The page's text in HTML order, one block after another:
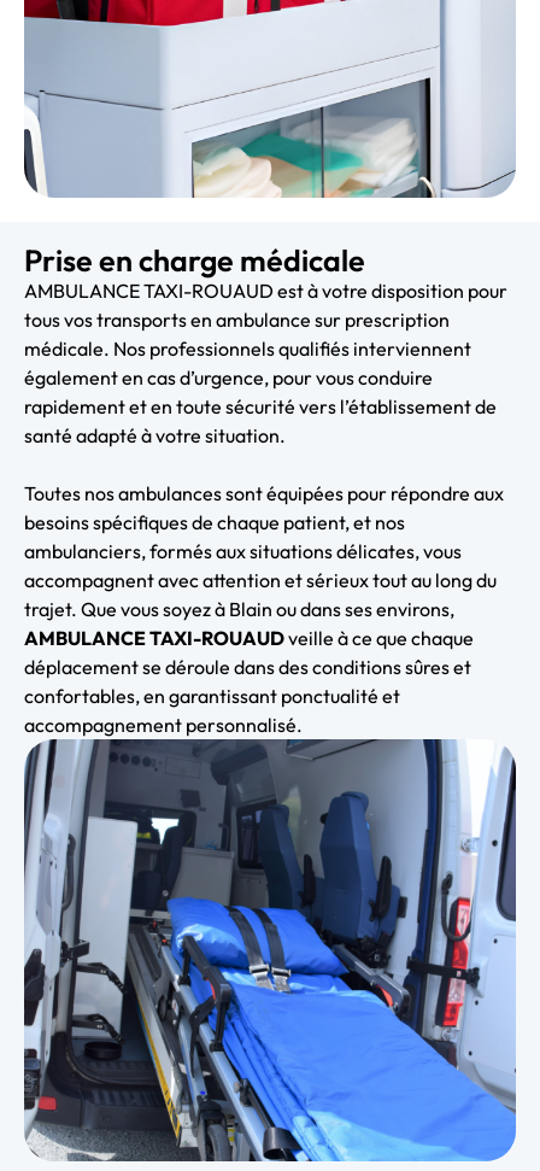
Prise en charge médicale
AMBULANCE TAXI-ROUAUD est à votre disposition pour
tous vos transports en ambulance sur prescription
médicale. Nos professionnels qualifiés interviennent
également en cas d’urgence, pour vous conduire
rapidement et en toute sécurité vers l’établissement de
santé adapté à votre situation.
Toutes nos ambulances sont équipées pour répondre aux
besoins spécifiques de chaque patient, et nos
ambulanciers, formés aux situations délicates, vous
accompagnent avec attention et sérieux tout au long du
trajet. Que vous soyez à Blain ou dans ses environs,
AMBULANCE TAXI-ROUAUDveille à ce que chaque
déplacement se déroule dans des conditions sûres et
confortables, en garantissant ponctualité et
accompagnement personnalisé.